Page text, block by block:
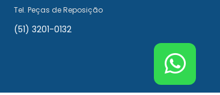
Tel. Peças de Reposição
(51) 3201-0132